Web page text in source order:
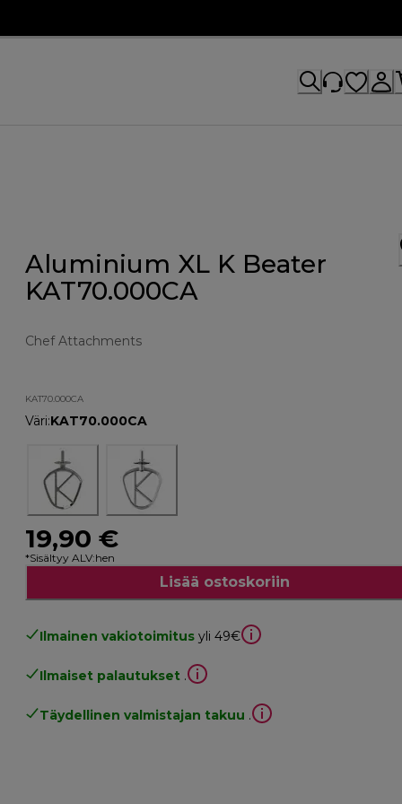
Aluminium XL K Beater
KAT70.000CA
Chef Attachments
KAT70.000CA
Väri:KAT70.000CA
19,90 €
*Sisältyy ALV:hen
Lisää ostoskoriin
Ilmainen vakiotoimitus yli 49€
Ilmaiset palautukset .
Täydellinen valmistajan takuu .